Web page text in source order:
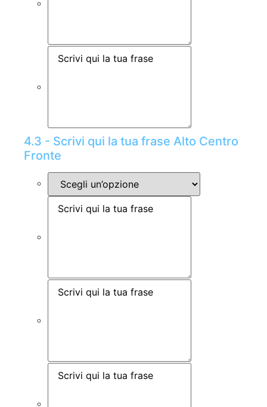
4.3 - Scrivi qui la tua frase Alto Centro
Fronte